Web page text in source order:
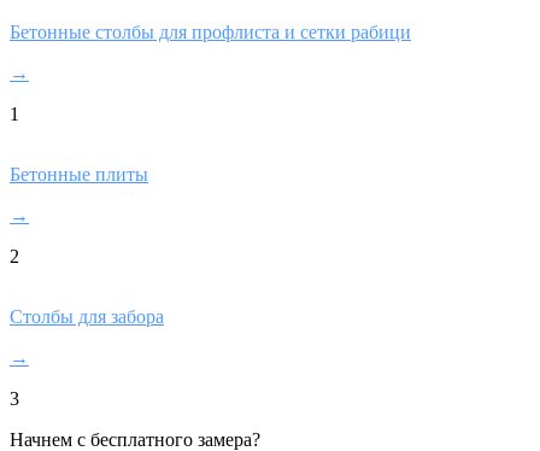
Бетонные столбы для профлиста и сетки рабици
→
1
Бетонные плиты
→
2
Столбы для забора
→
3
Начнем с бесплатного замера?